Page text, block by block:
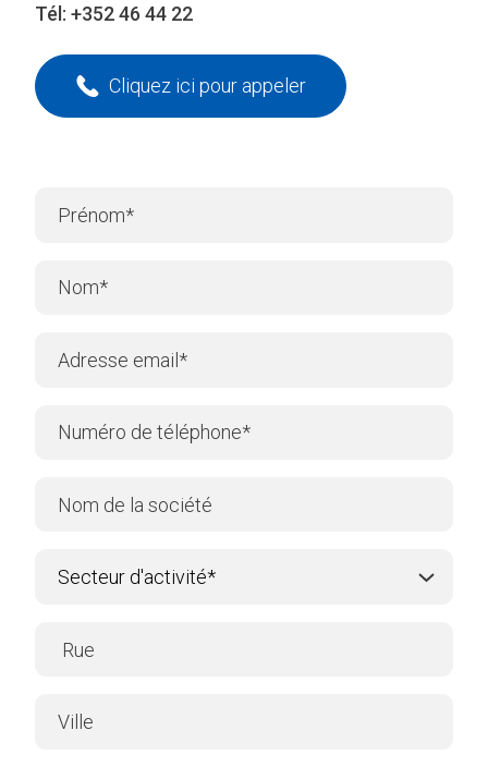
Tél: +352 46 44 22
Cliquez ici pour appeler